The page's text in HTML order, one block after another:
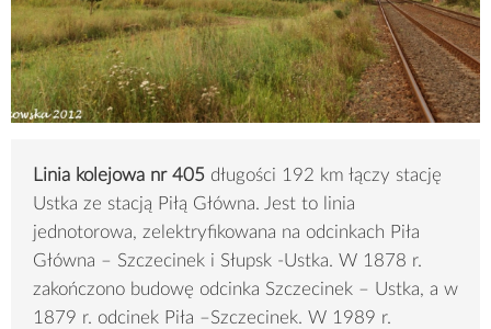
Linia kolejowa nr 405 długości 192 km łączy stację
Ustka ze stacją Piłą Główna. Jest to linia
jednotorowa, zelektryfikowana na odcinkach Piła
Główna – Szczecinek i Słupsk -Ustka. W 1878 r.
zakończono budowę odcinka Szczecinek – Ustka, a w
1879 r. odcinek Piła –Szczecinek. W 1989 r.